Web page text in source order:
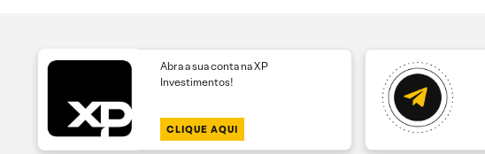
Abra a sua conta na XP
Investimentos!
CLIQUE AQUI